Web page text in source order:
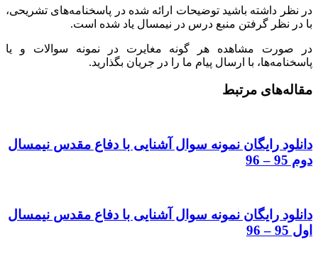
در نظر داشته باشید توضیحات ارائه شده در پاسخنامه‌های تشریحی،
با در نظر گرفتن منبع درس در نیمسال یاد شده است.
در صورت مشاهده هر گونه مغایرت در نمونه سوالات و یا
پاسخنامه‌ها، با ارسال پیام ما را در جریان بگذارید.
مقاله‌های مرتبط
دانلود رایگان نمونه سوال آشنایی با دفاع مقدس نیمسال
دوم 95 – 96
دانلود رایگان نمونه سوال آشنایی با دفاع مقدس نیمسال
اول 95 – 96